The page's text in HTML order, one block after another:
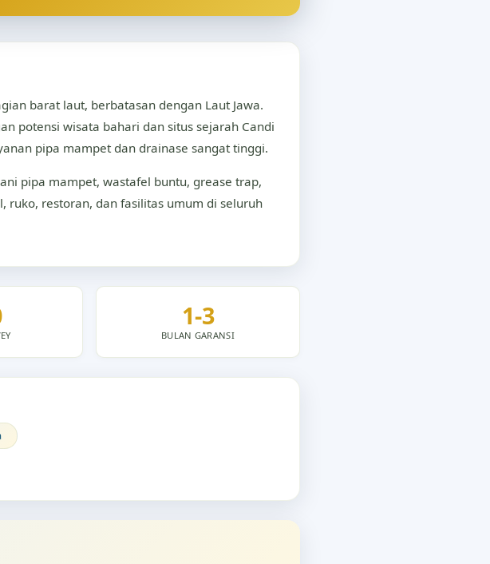
barat laut, berbatasan dengan Laut Jawa.
potensi wisata bahari dan situs sejarah Candi
pipa mampet dan drainase sangat tinggi.
pipa mampet, wastafel buntu, grease trap,
ruko, restoran, dan fasilitas umum di seluruh
1-3
BULAN GARANSI